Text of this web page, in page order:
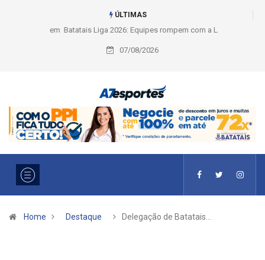
ÚLTIMAS
Liga 2026: Equipes rompem com a LABE na Série Ouro e entidade define
a 2° fase, times e formato
07/08/2026
Home Destaque Delegação de Batatais…